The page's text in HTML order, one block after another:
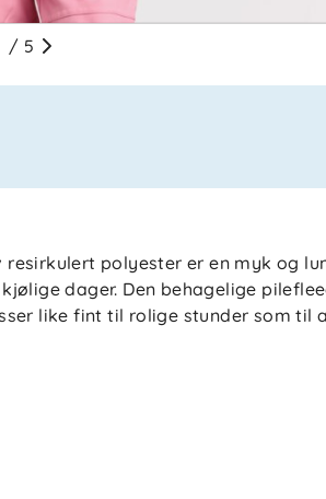
/ 5
polyester er en myk og
dager. Den behagelige
like fint til rolige stunder som til